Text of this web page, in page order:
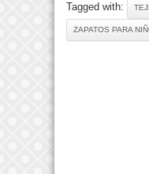
Tagged with:
ZAPATOS PARA